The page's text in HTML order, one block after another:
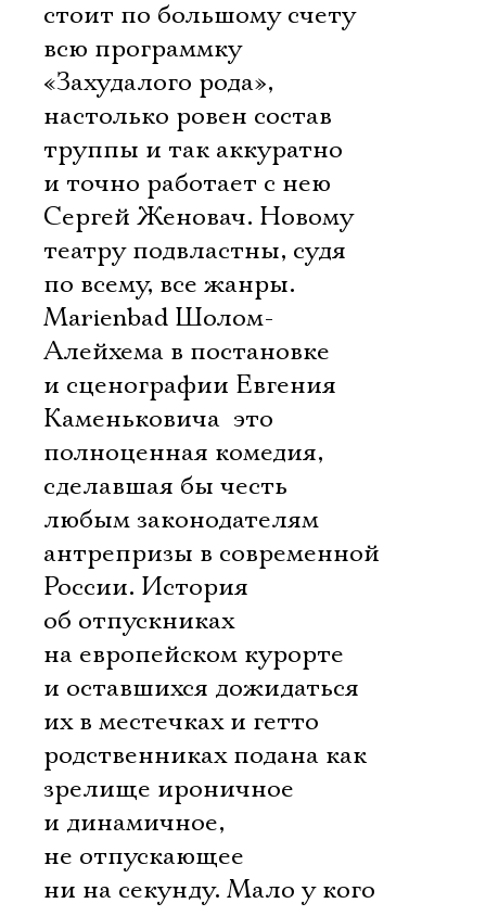
стоит по большому счету
всю программку
«Захудалого рода»,
настолько ровен состав
труппы и так аккуратно
и точно работает с нею
Сергей Женовач. Новому
театру подвластны, судя
по всему, все жанры.
Marienbad Шолом-
Алейхема в постановке
и сценографии Евгения
Каменьковича  это
полноценная комедия,
сделавшая бы честь
любым законодателям
антрепризы в современной
России. История
об отпускниках
на европейском курорте
и оставшихся дожидаться
их в местечках и гетто
родственниках подана как
зрелище ироничное
и динамичное,
не отпускающее
ни на секунду. Мало у кого